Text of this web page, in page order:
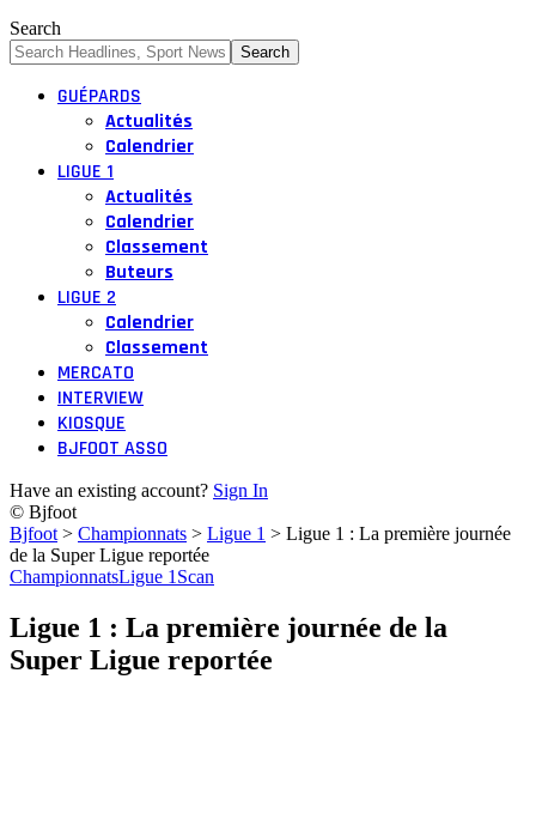
Search
GUÉPARDS
Actualités
Calendrier
LIGUE 1
Actualités
Calendrier
Classement
Buteurs
LIGUE 2
Calendrier
Classement
MERCATO
INTERVIEW
KIOSQUE
BJFOOT ASSO
Have an existing account? Sign In
© Bjfoot
Bjfoot > Championnats > Ligue 1 > Ligue 1 : La première journée
de la Super Ligue reportée
ChampionnatsLigue 1 Scan
Ligue 1 : La première journée de la
Super Ligue reportée